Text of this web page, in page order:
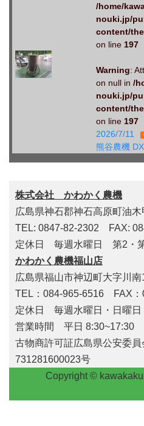
/home/
nouki.jp/
content/
on line 197
Warning:
on null in /
nouki.jp/
content/
on line 197
2026/7/11
熊谷農機
株式会社 かわかく農機
広島県神石郡神石高原町油木
TEL: 0847-82-2302 FAX:
定休日 毎週水曜日 第2・
かわかく農機福山店
広島県福山市神辺町大字川
TEL：084-965-6516 FAX：
定休日 毎週水曜日・日曜日
営業時間 平日 8:30~17:30
古物商許可証広島県公安委員
731281600023号
Copyright ©